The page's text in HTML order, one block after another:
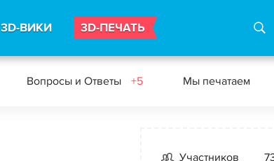
3D-ВИКИ 3D-ПЕЧАТЬ
Вопросы и Ответы +5 Мы печатаем
Участников